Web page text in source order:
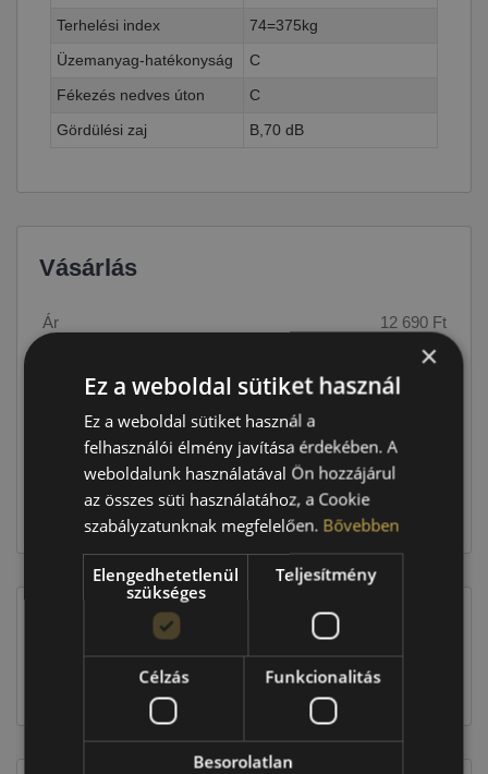
Terhelési index
74=375kg
Üzemanyag-hatékonyság
C
Fékezés nedves úton
C
Gördülési zaj
B,70 dB
Vásárlás
Ár 12 690 Ft
Raktáron:
50 760 Ft
Kosárba
EU-s abroncscímke
×
Ez a weboldal sütiket használ
Ez a weboldal sütiket használ a
felhasználói élmény javítása érdekében. A
weboldalunk használatával Ön hozzájárul
az összes süti használatához, a Cookie
szabályzatunknak megfelelően. Bővebben
Elengedhetetlenül
szükséges
Teljesítmény
Célzás Funkcionalitás
Besorolatlan